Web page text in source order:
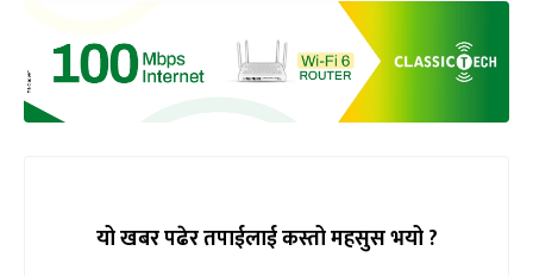
यो खबर पढेर तपाईलाई कस्तो महसुस भयो ?